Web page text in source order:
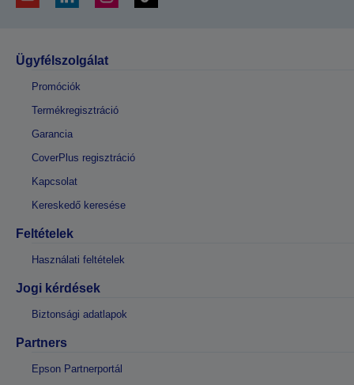
Ügyfélszolgálat
Promóciók
Termékregisztráció
Garancia
CoverPlus regisztráció
Kapcsolat
Kereskedő keresése
Feltételek
Használati feltételek
Jogi kérdések
Biztonsági adatlapok
Partners
Epson Partnerportál